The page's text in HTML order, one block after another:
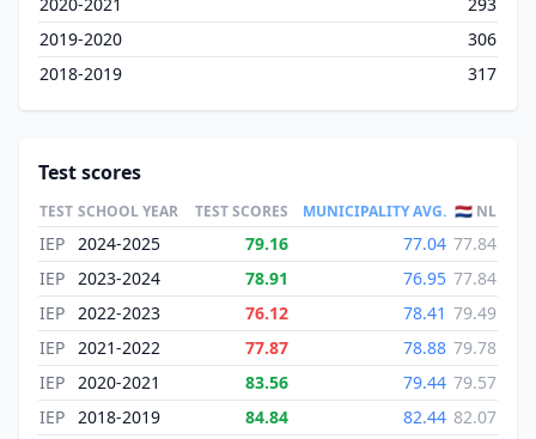
2019-2020
306
2018-2019
317
Test scores
TEST SCHOOL YEAR TEST SCORES MUNICIPALITY AVG. 🇳🇱 NL
IEP 2024-2025 79.16 77.04 77.84
IEP 2023-2024 78.91 76.95 77.84
IEP 2022-2023 76.12 78.41 79.49
IEP 2021-2022 77.87 78.88 79.78
IEP 2020-2021 83.56 79.44 79.57
IEP 2018-2019 84.84 82.44 82.07